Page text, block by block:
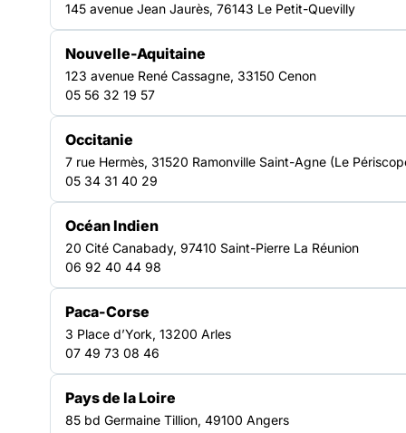
Télécharger le Rapport d'activités
2025
Format PDF - poids : 5.84 Mo
Télécharger la ressource
RESSOURCES
145 avenue Jean Jaurès, 76143 Le Petit-Quevilly
Nouvelle-Aquitaine
123 avenue René Cassagne, 33150 Cenon
05 56 32 19 57
Occitanie
7 rue Hermès, 31520 Ramonville Saint-Agne (Le
05 34 31 40 29
Océan Indien
20 Cité Canabady, 97410 Saint-Pierre La Réunion
06 92 40 44 98
Paca-Corse
3 Place d’York, 13200 Arles
07 49 73 08 46
Pays de la Loire
85 bd Germaine Tillion, 49100 Angers